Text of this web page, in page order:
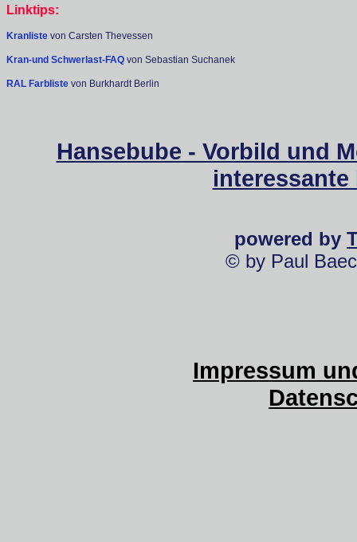
Linktips:
Kranliste von Carsten Thevessen
Kran-und Schwerlast-FAQ von Sebastian Suchanek
RAL Farbliste von Burkhardt Berlin
Hansebube - Vorbild und
powered by
© by Paul
Impressum